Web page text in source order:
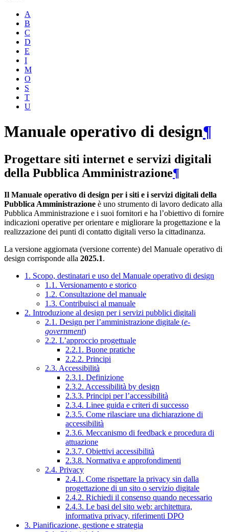
A
B
C
D
E
I
M
O
S
T
U
Manuale operativo di design¶
Progettare siti internet e servizi digitali
della Pubblica Amministrazione¶
Il Manuale operativo di design per i siti e i servizi digitali della
Pubblica Amministrazione è uno strumento di lavoro dedicato alla
Pubblica Amministrazione e i suoi fornitori e ha l’obiettivo di fornire
indicazioni operative per orientare e migliorare la progettazione e la
realizzazione dei punti di contatto digitali verso la cittadinanza.
La versione aggiornata (versione corrente) del Manuale operativo di
design corrisponde alla 2025.1.
1. Scopo, destinatari e uso del Manuale operativo di design
1.1. Versionamento e storico
1.2. Consultazione del manuale
1.3. Contribuisci al manuale
2. Introduzione al design per i servizi pubblici digitali
2.1. Design per l’amministrazione digitale (e-
government)
2.2. L’approccio progettuale
2.2.1. Buone pratiche
2.2.2. Principi
2.3. Accessibilità
2.3.1. Definizione
2.3.2. Accessibilità by design
2.3.3. Principi per l’accessibilità
2.3.4. Linee guida e criteri di successo
2.3.5. Come rilasciare una dichiarazione di
accessibilità
2.3.6. Meccanismo di feedback e procedura di
attuazione
2.3.7. Obiettivi accessibilità
2.3.8. Normativa e approfondimenti
2.4. Privacy
2.4.1. Come rispettare la privacy sin dalla
progettazione di un sito o servizio digitale
2.4.2. Richiedi il consenso quando necessario
2.4.3. Le basi del sito web: architettura,
informativa privacy, riferimenti DPO
3. Pianificazione, gestione e strategia